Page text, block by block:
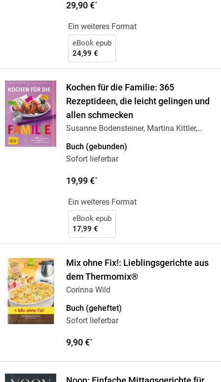
29,90 €*
Ein weiteres Format
eBook epub
24,99 €
Kochen für die Familie: 365
Rezeptideen, die leicht gelingen und
allen schmecken
Susanne Bodensteiner, Martina Kittler,
…
Buch (gebunden)
Sofort lieferbar
19,99 €*
Ein weiteres Format
eBook epub
17,99 €
Mix ohne Fix!: Lieblingsgerichte aus
dem Thermomix®
Corinna Wild
Buch (geheftet)
Sofort lieferbar
9,90 €*